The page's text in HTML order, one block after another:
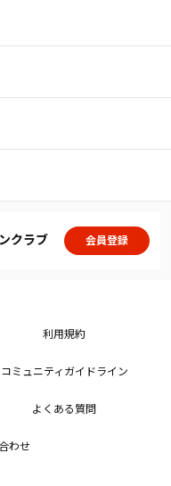
クラブ 会員登録
利用規約
コミュニティガイドライン
よくある質問
わせ